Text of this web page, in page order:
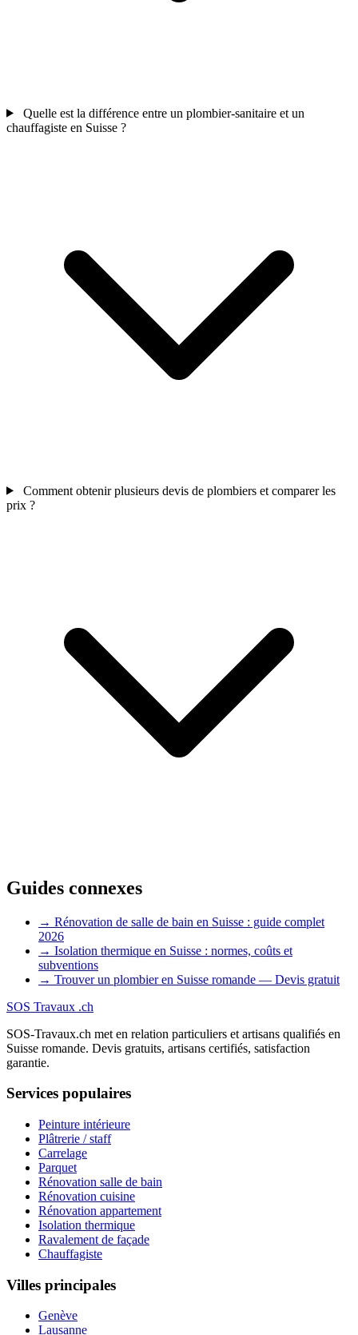
Quelle est la différence entre un plombier-sanitaire et un
chauffagiste en Suisse ?
Comment obtenir plusieurs devis de plombiers et comparer les
prix ?
Guides connexes
→ Rénovation de salle de bain en Suisse : guide complet
2026
→ Isolation thermique en Suisse : normes, coûts et
subventions
→ Trouver un plombier en Suisse romande — Devis gratuit
SOS Travaux .ch
SOS-Travaux.ch met en relation particuliers et artisans qualifiés en
Suisse romande. Devis gratuits, artisans certifiés, satisfaction
garantie.
Services populaires
Peinture intérieure
Plâtrerie / staff
Carrelage
Parquet
Rénovation salle de bain
Rénovation cuisine
Rénovation appartement
Isolation thermique
Ravalement de façade
Chauffagiste
Villes principales
Genève
Lausanne